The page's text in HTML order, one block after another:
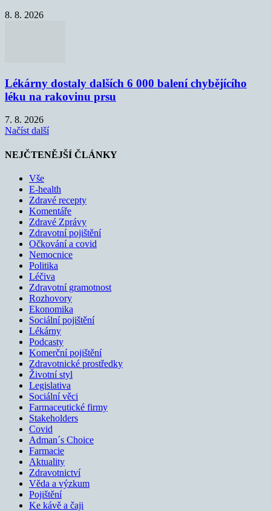
8. 8. 2026
Lékárny dostaly dalších 6 000 balení chybějícího
léku na rakovinu prsu
7. 8. 2026
Načíst další
NEJČTENĚJŠÍ ČLÁNKY
Vše
E-health
Zdravé recepty
Komentáře
Zdravé Zprávy
Zdravotní pojištění
Očkování a covid
Nemocnice
Politika
Léčiva
Zdravotní gramotnost
Rozhovory
Ekonomika
Sociální pojištění
Lékárny
Podcasty
Komerční pojištění
Zdravotnické prostředky
Životní styl
Legislativa
Sociální věci
Farmaceutické firmy
Stakeholders
Covid
Adman´s Choice
Farmacie
Aktuality
Zdravotnictví
Věda a výzkum
Pojištění
Ke kávě a čaji